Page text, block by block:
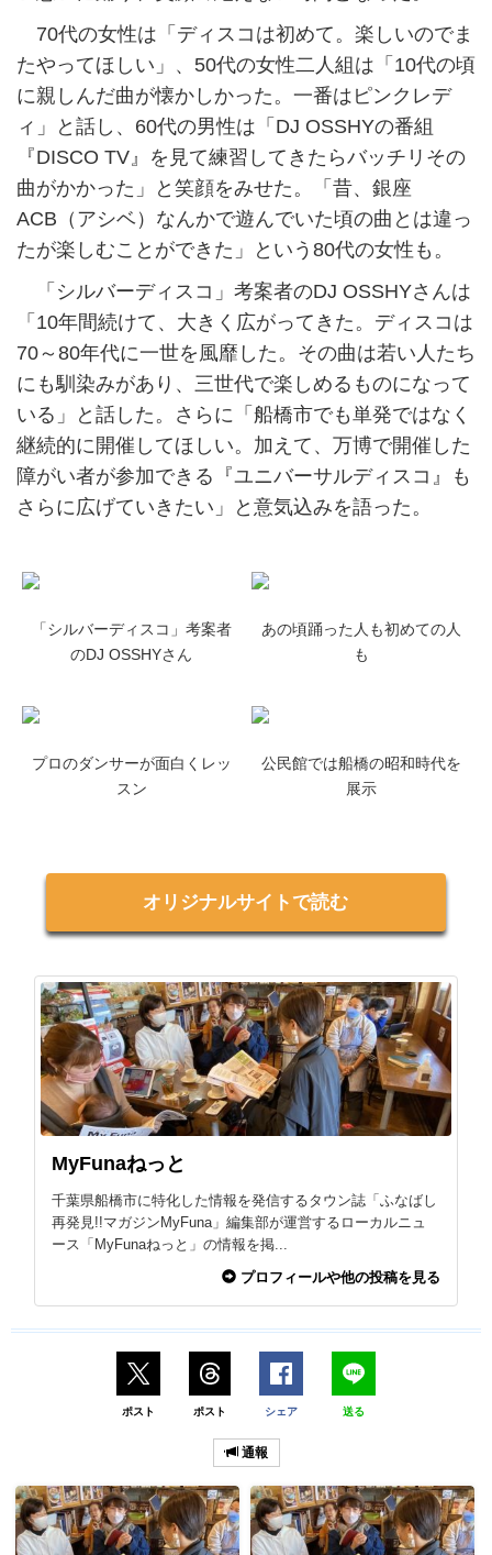
70代の女性は「ディスコは初めて。楽しいのでま
たやってほしい」、50代の女性二人組は「10代の頃
に親しんだ曲が懐かしかった。一番はピンクレデ
ィ」と話し、60代の男性は「DJ OSSHYの番組
『DISCO TV』を見て練習してきたらバッチリその
曲がかかった」と笑顔をみせた。「昔、銀座
ACB（アシベ）なんかで遊んでいた頃の曲とは違っ
たが楽しむことができた」という80代の女性も。
「シルバーディスコ」考案者のDJ OSSHYさんは
「10年間続けて、大きく広がってきた。ディスコは
70～80年代に一世を風靡した。その曲は若い人たち
にも馴染みがあり、三世代で楽しめるものになって
いる」と話した。さらに「船橋市でも単発ではなく
継続的に開催してほしい。加えて、万博で開催した
障がい者が参加できる『ユニバーサルディスコ』も
さらに広げていきたい」と意気込みを語った。
「シルバーディスコ」考案者
のDJ OSSHYさん
あの頃踊った人も初めての人
も
プロのダンサーが面白くレッ
スン
公民館では船橋の昭和時代を
展示
オリジナルサイトで読む
MyFunaねっと
千葉県船橋市に特化した情報を発信するタウン誌「ふなばし
再発見!!マガジンMyFuna」編集部が運営するローカルニュ
ース「MyFunaねっと」の情報を掲...
プロフィールや他の投稿を見る
ポスト ポスト シェア 送る
通報